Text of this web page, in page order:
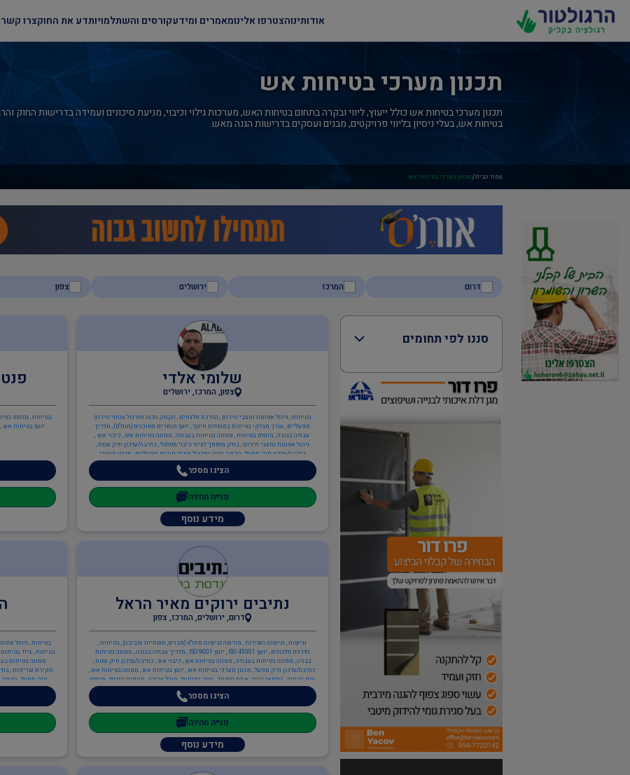
אודותינוהצטרפו אלינומאמרים ומידעקורסים והשתלמויותדע את החוקצרו קשר
תכנון מערכי בטיחות אש
תכנון מערכי בטיחות אש כולל ייעוץ, ליווי ובקרה בתחום בטיחות האש, מערכות גילוי וכיבוי, מניעת סיכונים ועמידה בדרישות החוק
בטיחות אש, בעלי ניסיון בליווי פרויקטים, מבנים ועסקים בדרישות הגנה מאש.
עמוד הבית/תכנון מערכי בטיחות אש
דרום המרכז ירושלים צפון
סננו לפי תחומים
שלומי אלדי
צפון, המרכז, ירושלים
בטיחות , ניהול אסונות ומצבי חירום , הדרכת מלגזנים , הקמה, הכנה ותרגול צוותי חירום
מפעליים , עורך מבדקי בטיחות במוסדות חינוך , יועץ חומרים מסוכנים (חומ"ס) , מדריך
עבודה בגובה , מהנדס בטיחות , ממונה בטיחות בעבודה , ממונה בטיחות אש , כיבוי אש ,
ניהול אסונות ומצבי חירום , בודק מוסמך לציוד כיבוי מטלטל , כתיבה/עדכון תיק שטח ,
כתיבה/עדכון תיק מפעל , הקמה, הכנה ותרגול צוותי חירום מפעליים , תכנון מערכי
בטיחות אש , יועץ בטיחות אש , ממונה בטיחות אש
הציגו מספר
פנייה מהירה
מידע נוסף
בטיחות , מהנדס
יועץ בטיחות אש
נתיבים ירוקים מאיר הראל
דרום, ירושלים, המרכז, צפון
נגישות , נגישות השירות , מורשה נגישות מתו"ס (מבנים, תשתיות וסביבה) , בטיחות ,
הדרכת מלגזנים , יועץ ISO 45001 , יועץ ISO 9001 , מדריך עבודה בגובה , ממונה בטיחות
בבניה , ממונה בטיחות בעבודה , ממונה בטיחות אש , כיבוי אש , כתיבה/עדכון תיק שטח ,
כתיבה/עדכון תיק מפעל , תכנון מערכי בטיחות אש , יועץ בטיחות אש , ממונה בטיחות אש ,
ענף הבנייה , הנדסאי בניין , אתת מוסמך , עוזר בטיחות , מנהל עבודה , מנופים ניידים , מהנדס
מבנים קונסטרוקטור , ממונה בטיחות בבניה
הציגו מספר
פנייה מהירה
מידע נוסף
בטיחות , ניהול
בטיחות , ציוד
ממונה בטיחות
חקירת שריפות ,
תיק מפעל , הקמה,
בטיחות אש , יועץ